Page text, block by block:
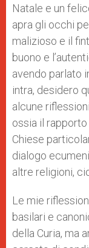
Natale e un
apra gli occhi
malizioso e il
buono e
avendo parlato
intra, desidero
alcune
ossia il
Chiese
dialogo
altre religioni,
Le mie
basilari e
della Curia, ma